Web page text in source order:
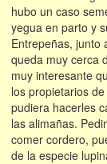
hubo un caso
yegua en parto y
Entrepeñas, junto
queda muy cerca
muy interesante
los propietarios
pudiera hacerles
las alimañas.
comer cordero,
de la especie